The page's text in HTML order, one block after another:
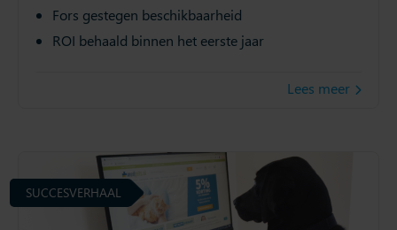
Fors gestegen beschikbaarheid
ROI behaald binnen het eerste jaar
Lees meer
SUCCESVERHAAL